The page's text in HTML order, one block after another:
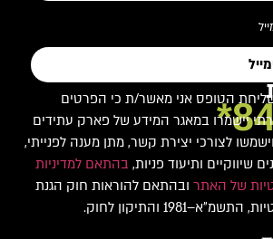
הטופס אני מאשר/ת כי הפרטים
יישמרו במאגר המידע של פארק עתידים
לצורכי יצירת קשר, מתן מענה לפנייתי,
שיווקיים ותיעוד פניות, בהתאם למדיניות
של האתרובהתאם להוראות חוק הגנת
והתיקון לחוק.